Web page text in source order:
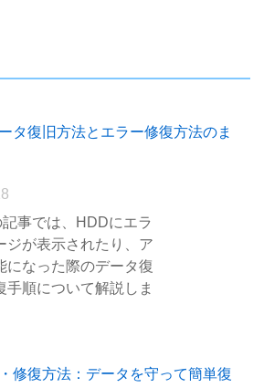
タ復旧方法とエラー修復方法のま
記事では、HDDにエラ
ジが表示されたり、ア
になった際のデータ復
手順について解説しま
修復方法：データを守って簡単復